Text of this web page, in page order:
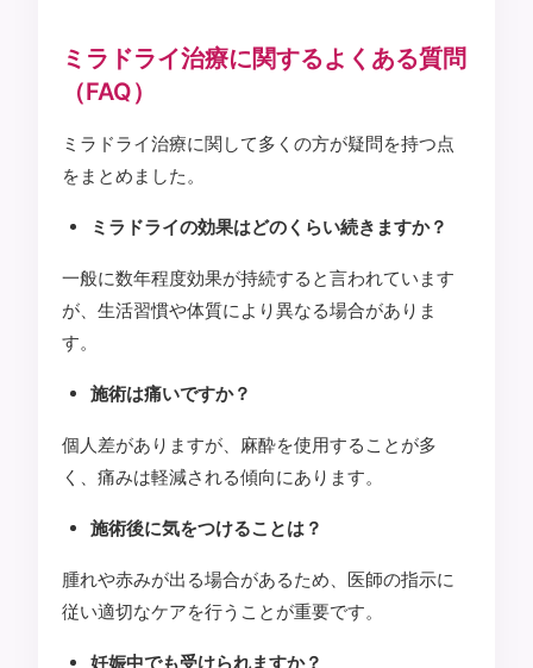
ミラドライ治療に関するよくある質問
（FAQ）
ミラドライ治療に関して多くの方が疑問を持つ点
をまとめました。
ミラドライの効果はどのくらい続きますか？
一般に数年程度効果が持続すると言われています
が、生活習慣や体質により異なる場合がありま
す。
施術は痛いですか？
個人差がありますが、麻酔を使用することが多
く、痛みは軽減される傾向にあります。
施術後に気をつけることは？
腫れや赤みが出る場合があるため、医師の指示に
従い適切なケアを行うことが重要です。
妊娠中でも受けられますか？